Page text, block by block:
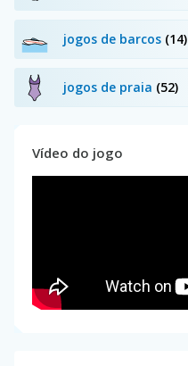
jogos de barcos (14)
jogos de praia (52)
Vídeo do jogo